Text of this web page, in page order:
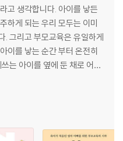
고 생각합니다. 아이를 낳든
하게 되는 우리 모두는 이미
. 그리고 부모교육은 유일하게
이를 낳는 순간 부터 온전히
는 아이를 옆에 둔 채로 어떻
들기 때문입니다. 이런 생각
있는 부모 역할에 대한 책을
개월』, 『나도